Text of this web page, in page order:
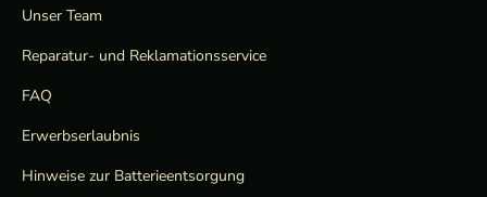
Unser Team
Reparatur- und Reklamationsservice
FAQ
Erwerbserlaubnis
Hinweise zur Batterieentsorgung